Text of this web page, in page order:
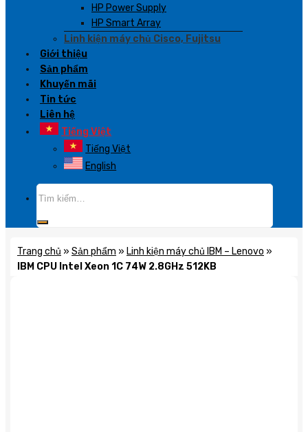
HP Power Supply
HP Smart Array
Linh kiện máy chủ Cisco, Fujitsu
Giới thiệu
Sản phẩm
Khuyến mãi
Tin tức
Liên hệ
Tiếng Việt
Tiếng Việt
English
Trang chủ » Sản phẩm » Linh kiện máy chủ IBM – Lenovo »
IBM CPU Intel Xeon 1C 74W 2.8GHz 512KB